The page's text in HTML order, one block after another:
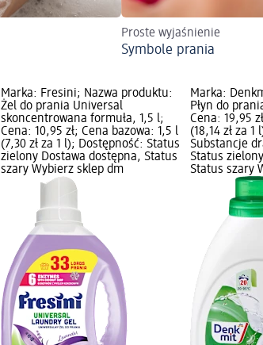
Proste wyjaśnienie
Symbole prania
Marka: Fresini; Nazwa produktu:
Żel do prania Universal
skoncentrowana formuła, 1,5 l;
Cena: 10,95 zł; Cena bazowa: 1,5 l
(7,30 zł za 1 l); Dostępność: Status
zielony Dostawa dostępna, Status
szary Wybierz sklep dm
Marka:
Płyn do
Cena: 19,95
(18,14 zł za
Substancje
Status
Status szary